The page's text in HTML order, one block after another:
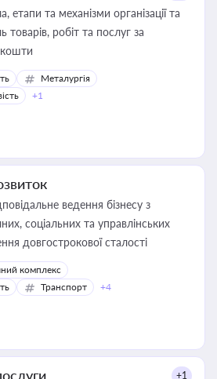
етапи та механізми організації та
товарів, робіт та послуг за
кошти
Металургія
+1
ведення бізнесу з
соціальних та управлінських
довгострокової сталості
комплекс
Транспорт +4
+1